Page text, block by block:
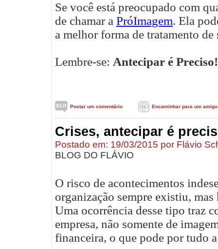
Se você está preocupado com
de chamar a PróImagem. Ela
a melhor forma de tratamento
Lembre-se: Antecipar é Preciso!
Postar um comentário Encaminhar para um amigo
Crises, antecipar é
Postado em: 19/03/2015 por Flávio
BLOG DO FLÁVIO
O risco de acontecimentos
organização sempre existiu,
Uma ocorrência desse tipo traz
empresa, não somente de
financeira, o que pode por tudo